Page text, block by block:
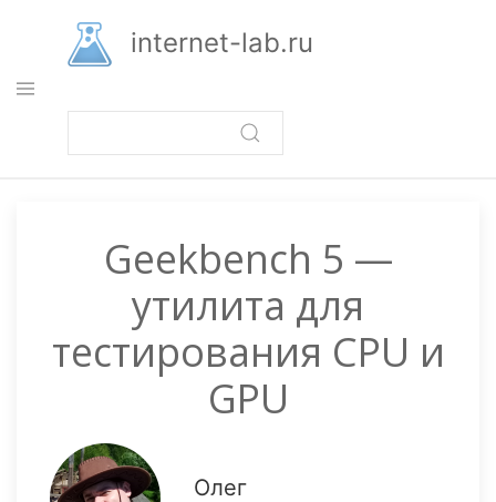
основному
содержанию
internet-lab.ru
Geekbench 5 —
утилита для
тестирования CPU и
GPU
Олег